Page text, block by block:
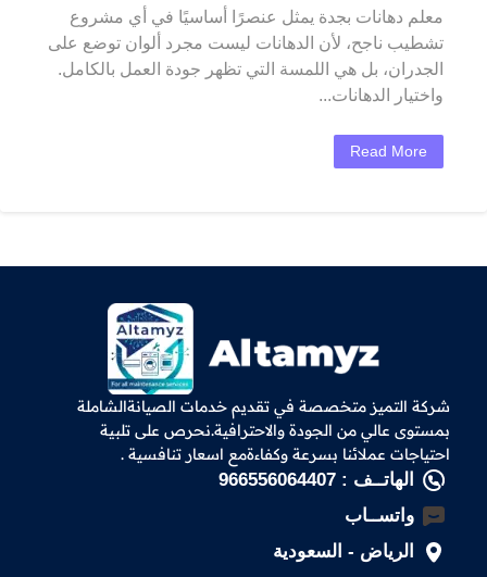
معلم دهانات بجدة يمثل عنصرًا أساسيًا في أي مشروع
تشطيب ناجح، لأن الدهانات ليست مجرد ألوان توضع على
الجدران، بل هي اللمسة التي تظهر جودة العمل بالكامل.
واختيار الدهانات...
Read More
شركة التميز متخصصة في تقديم خدمات الصيانةالشاملة
بمستوى عالي من الجودة والاحترافية.نحرص على تلبية
احتياجات عملائنا بسرعة وكفاءةمع اسعار تنافسية .
الهاتــف : 966556064407
واتســاب
الرياض - السعودية